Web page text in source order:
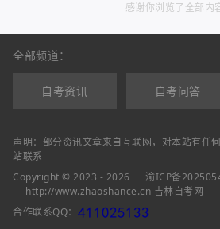
感谢你浏览了全部内
全部频道：
自考资讯 自考问答
声明：部分资讯文章来自互联网，对本站有任
站联系
Copyright © 2023 - 2026
渝ICP备
http://www.zhaoshance.cn 吉林自考网
合作联系QQ：